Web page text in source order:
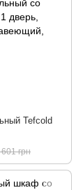
Tefcold
со
грн